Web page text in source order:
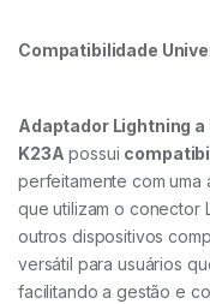
Compatibilidade
Adaptador Lightning a
K23A possui
perfeitamente com
que utilizam o conector
outros dispositivos
versátil para usuários
facilitando a gestão e